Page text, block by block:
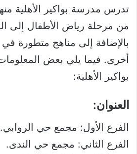
تدرس مدرسة بواكير الأهلية
من مرحلة رياض الأطفال إلى
بالإضافة إلى مناهج متطورة
أخرى. فيما يلي بعض
بواكير الأهلية:
العنوان:
الفرع الأول: مجمع حي الروابي.
الفرع الثاني: مجمع حي الندى.